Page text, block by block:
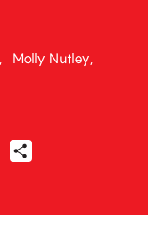
Molly Nutley